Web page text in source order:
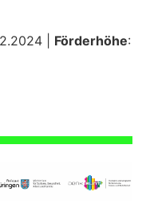
| Förderhöhe: